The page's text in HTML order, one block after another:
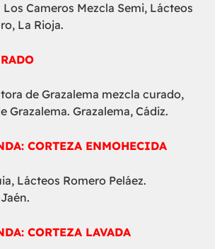
Los Cameros Mezcla Semi, Lácteos
La Rioja.
de Grazalema mezcla curado,
Grazalema. Grazalema, Cádiz.
CORTEZA ENMOHECIDA
Lácteos Romero Peláez.
CORTEZA LAVADA